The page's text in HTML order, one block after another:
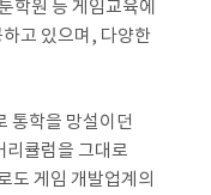
학원 등 게임교육에
고 있으며, 다양한
통학을 망설이던
리큘럼을 그대로
도 게임 개발업계의